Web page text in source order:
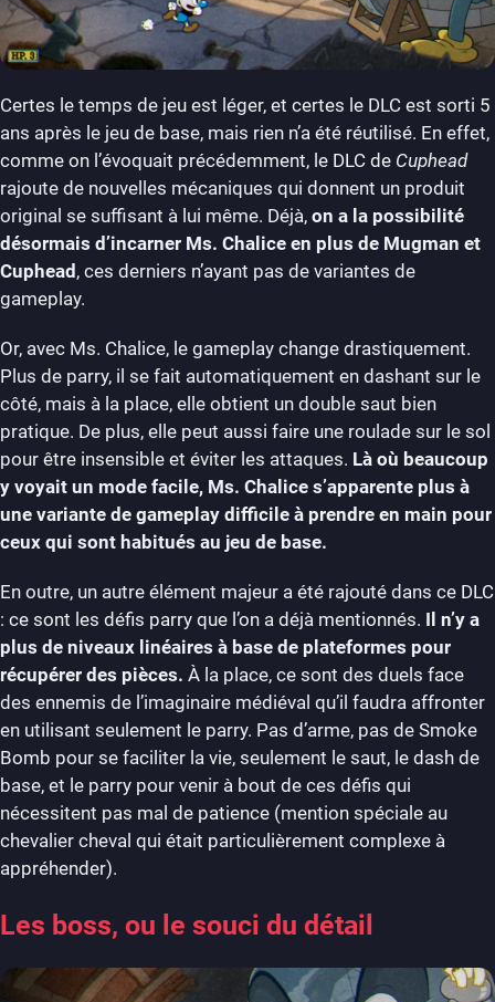
Certes le temps de jeu est léger, et certes le DLC est sorti 5
ans après le jeu de base, mais rien n’a été réutilisé. En effet,
comme on l’évoquait précédemment, le DLC de Cuphead
rajoute de nouvelles mécaniques qui donnent un produit
original se suffisant à lui même. Déjà, on a la possibilité
désormais d’incarner Ms. Chalice en plus de Mugman et
Cuphead, ces derniers n’ayant pas de variantes de
gameplay.
Or, avec Ms. Chalice, le gameplay change drastiquement.
Plus de parry, il se fait automatiquement en dashant sur le
côté, mais à la place, elle obtient un double saut bien
pratique. De plus, elle peut aussi faire une roulade sur le sol
pour être insensible et éviter les attaques. Là où beaucoup
y voyait un mode facile, Ms. Chalice s’apparente plus à
une variante de gameplay difficile à prendre en main pour
ceux qui sont habitués au jeu de base.
En outre, un autre élément majeur a été rajouté dans ce DLC
: ce sont les défis parry que l’on a déjà mentionnés. Il n’y a
plus de niveaux linéaires à base de plateformes pour
récupérer des pièces. À la place, ce sont des duels face
des ennemis de l’imaginaire médiéval qu’il faudra affronter
en utilisant seulement le parry. Pas d’arme, pas de Smoke
Bomb pour se faciliter la vie, seulement le saut, le dash de
base, et le parry pour venir à bout de ces défis qui
nécessitent pas mal de patience (mention spéciale au
chevalier cheval qui était particulièrement complexe à
appréhender).
Les boss, ou le souci du détail